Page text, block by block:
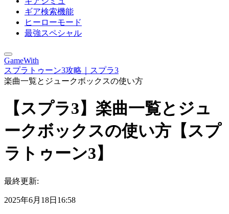
ギア検索機能
ヒーローモード
最強スペシャル
GameWith
スプラトゥーン3攻略｜スプラ3
楽曲一覧とジュークボックスの使い方
【スプラ3】楽曲一覧とジュ
ークボックスの使い方【スプ
ラトゥーン3】
最終更新:
2025年6月18日16:58